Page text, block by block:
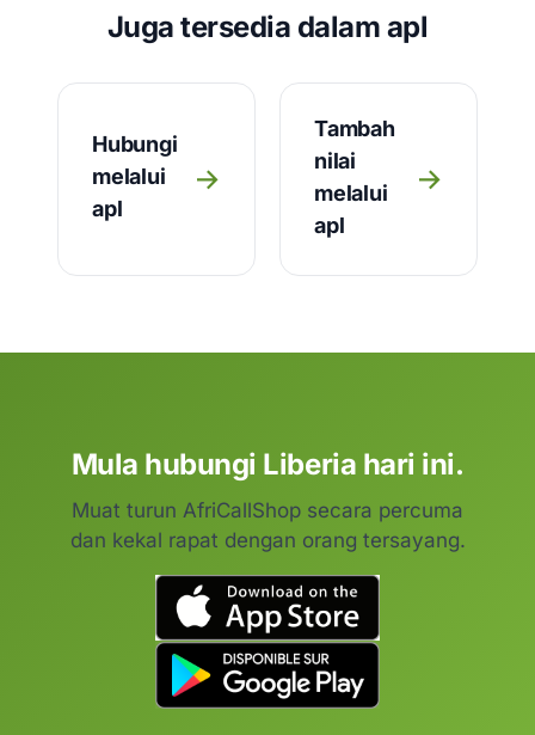
Juga tersedia dalam apl
Hubungi
melalui
apl
→
Tambah
nilai
melalui
apl
→
Mula hubungi Liberia hari ini.
Muat turun AfriCallShop secara percuma
dan kekal rapat dengan orang tersayang.